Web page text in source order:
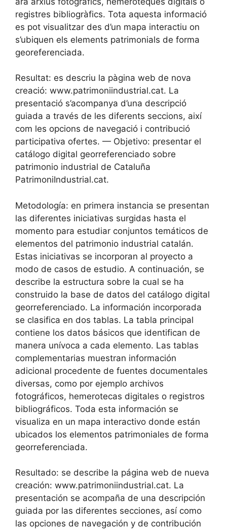
registres bibliogràfics. Tota aquesta informació
es pot visualitzar des d’un mapa interactiu on
s’ubiquen els elements patrimonials de forma
georeferenciada.
Resultat: es descriu la pàgina web de nova
creació: www.patrimoniindustrial.cat. La
presentació s’acompanya d’una descripció
guiada a través de les diferents seccions, així
com les opcions de navegació i contribució
participativa ofertes. — Objetivo: presentar el
catálogo digital georreferenciado sobre
patrimonio industrial de Cataluña
PatrimoniIndustrial.cat.
Metodología: en primera instancia se presentan
las diferentes iniciativas surgidas hasta el
momento para estudiar conjuntos temáticos de
elementos del patrimonio industrial catalán.
Estas iniciativas se incorporan al proyecto a
modo de casos de estudio. A continuación, se
describe la estructura sobre la cual se ha
construido la base de datos del catálogo digital
georreferenciado. La información incorporada
se clasifica en dos tablas. La tabla principal
contiene los datos básicos que identifican de
manera unívoca a cada elemento. Las tablas
complementarias muestran información
adicional procedente de fuentes documentales
diversas, como por ejemplo archivos
fotográficos, hemerotecas digitales o registros
bibliográficos. Toda esta información se
visualiza en un mapa interactivo donde están
ubicados los elementos patrimoniales de forma
georreferenciada.
Resultado: se describe la página web de nueva
creación: www.patrimoniindustrial.cat. La
presentación se acompaña de una descripción
guiada por las diferentes secciones, así como
las opciones de navegación y de contribución